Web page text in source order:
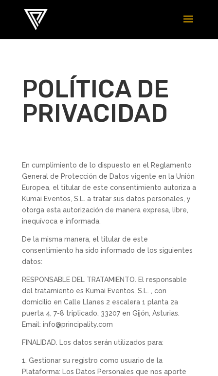
POLÍTICA DE
PRIVACIDAD
En cumplimiento de lo dispuesto en el Reglamento
General de Protección de Datos vigente en la Unión
Europea, el titular de este consentimiento autoriza a
Kumai Eventos, S.L. a tratar sus datos personales, y
otorga esta autorización de manera expresa, libre,
inequívoca e informada.
De la misma manera, el titular de este
consentimiento ha sido informado de los siguientes
datos:
RESPONSABLE DEL TRATAMIENTO. El responsable
del tratamiento es Kumai Eventos, S.L. , con
domicilio en Calle Llanes 2 escalera 1 planta 2a
puerta 4, 7-8 triplicado, 33207 en Gijón, Asturias.
Email: info@principality.com
FINALIDAD. Los datos serán utilizados para:
1. Gestionar su registro como usuario de la
Plataforma: Los Datos Personales que nos aporte